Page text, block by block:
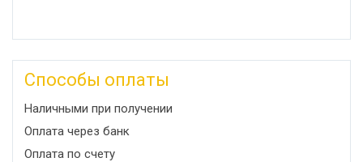
Способы оплаты
Наличными при получении
Оплата через банк
Оплата по счету